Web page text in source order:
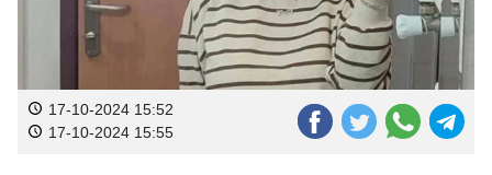
17-10-2024 15:52
17-10-2024 15:55